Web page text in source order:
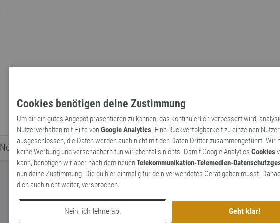
Cookies benötigen deine Zustimmung
Um dir ein gutes Angebot präsentieren zu können, das kontinuierlich verbessert wird,
Nutzerverhalten mit Hilfe vonGoogle Analytics. Eine Rückverfolgbarkeit zu einzelnen
ausgeschlossen, die Daten werden auch nicht mit den Daten Dritter zusammengeführt. Wir
keine Werbung und verschachern tun wir ebenfalls nichts. Damit Google Analytics Cookies
kann, benötigen wir aber nach dem neuenTelekommunikation-Telemedien-
nun deine Zustimmung. Die du hier einmalig für dein verwendetes Gerät geben musst.
dich auch nicht weiter, versprochen.
Nein, ich lehne ab. Geht klar!
Neologismen Archaismen Markennamen